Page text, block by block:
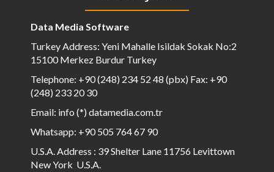
Data Media Software
Turkey Address: Yeni Mahalle Isildak Sokak No:2
15100 Merkez Burdur Turkey
Telephone: +90 (248) 234 52 48 (pbx) Fax: +90
(248) 233 20 30
Email: info (*) datamedia.com.tr
Whatsapp: +90 505 764 67 90
U.S.A. Address : 39 Shelter Lane 11756 Levittown
New York U.S.A.